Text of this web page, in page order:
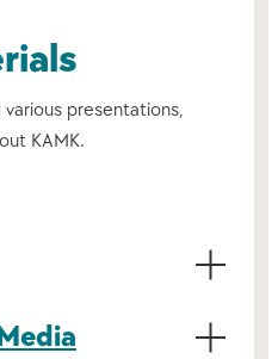
presentations,
KAMK.